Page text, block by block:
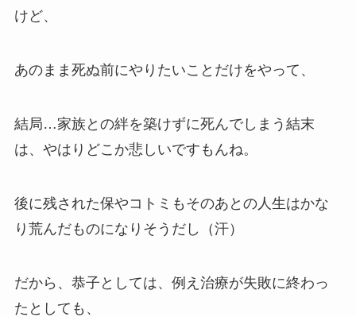
けど、
あのまま死ぬ前にやりたいことだけをやって、
結局…家族との絆を築けずに死んでしまう結末
は、やはりどこか悲しいですもんね。
後に残された保やコトミもそのあとの人生はかな
り荒んだものになりそうだし（汗）
だから、恭子としては、例え治療が失敗に終わっ
たとしても、